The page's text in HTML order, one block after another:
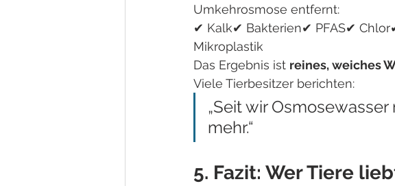
Umkehrosmose entfernt:
✔ Kalk✔ Bakterien✔ PFAS✔
Mikroplastik
Das Ergebnis ist reines, weiches
Viele Tierbesitzer berichten:
„Seit wir
mehr.“
5. Fazit: Wer Tiere